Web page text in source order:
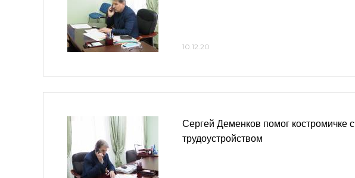
10.12.20
Сергей Деменков помог костромичке с
трудоустройством